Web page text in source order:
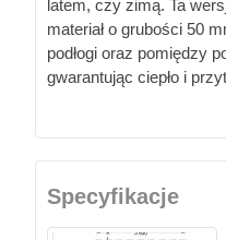
latem, czy zimą. Ta
materiał o grubości 50
podłogi oraz pomiędzy
gwarantując ciepło i
Specyfikacje